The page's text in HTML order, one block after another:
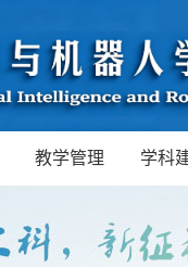
教学管理 学科